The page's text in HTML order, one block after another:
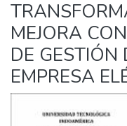
MEJORA
DE
EMPRESA